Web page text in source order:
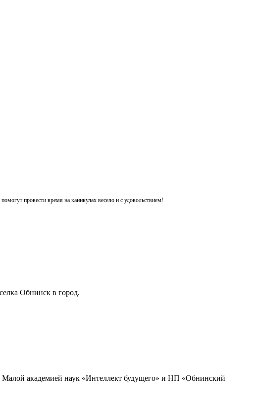
провести время на каникулах весело и с удовольствием!
Обнинск в город.
академией наук «Интеллект будущего» и НП «Обнинский